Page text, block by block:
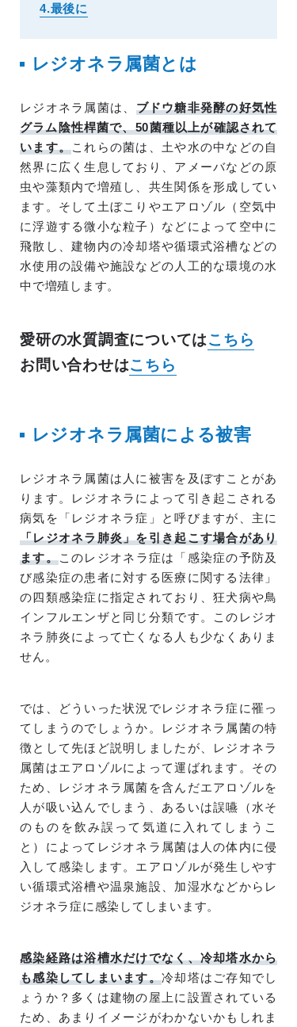
4.最後に
レジオネラ属菌とは
レジオネラ属菌は、 ブドウ糖非発酵の好気性
グラム陰性桿菌で、50菌種以上が確認されて
います。これらの菌は、土や水の中などの自
然界に広く生息しており、アメーバなどの原
虫や藻類内で増殖し、共生関係を形成してい
ます。そして土ぼこりやエアロゾル（空気中
に浮遊する微小な粒子）などによって空中に
飛散し、建物内の冷却塔や循環式浴槽などの
水使用の設備や施設などの人工的な環境の水
中で増殖します。
愛研の水質調査についてはこちら
お問い合わせはこちら
レジオネラ属菌による被害
レジオネラ属菌は人に被害を及ぼすことがあ
ります。レジオネラによって引き起こされる
病気を「レジオネラ症」と呼びますが、主に
「レジオネラ肺炎」を引き起こす場合があり
ます。このレジオネラ症は「感染症の予防及
び感染症の患者に対する医療に関する法律」
の四類感染症に指定されており、狂犬病や鳥
インフルエンザと同じ分類です。このレジオ
ネラ肺炎によって亡くなる人も少なくありま
せん。
では、どういった状況でレジオネラ症に罹っ
てしまうのでしょうか。レジオネラ属菌の特
徴として先ほど説明しましたが、レジオネラ
属菌はエアロゾルによって運ばれます。その
ため、レジオネラ属菌を含んだエアロゾルを
人が吸い込んでしまう、あるいは誤嚥（水そ
のものを飲み誤って気道に入れてしまうこ
と）によってレジオネラ属菌は人の体内に侵
入して感染します。エアロゾルが発生しやす
い循環式浴槽や温泉施設、加湿水などからレ
ジオネラ症に感染してしまいます。
感染経路は浴槽水だけでなく、冷却塔水から
も感染してしまいます。冷却塔はご存知でし
ょうか？多くは建物の屋上に設置されている
ため、あまりイメージがわかないかもしれま